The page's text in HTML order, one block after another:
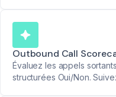
Outbound Call
Évaluez les appels
structurées Oui/Non.